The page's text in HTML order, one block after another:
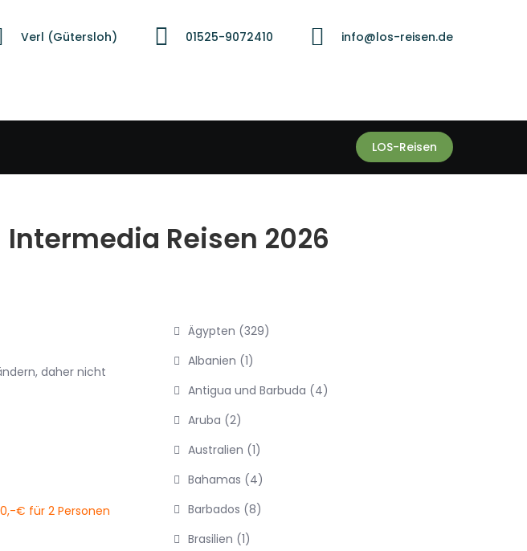
Verl (Gütersloh) 01525-9072410 info@los-reisen.de
LOS-Reisen
Reisen 2026
daher nicht
€ für 2 Personen
Ägypten (329)
Albanien (1)
Antigua und Barbuda (4)
Aruba (2)
Australien (1)
Bahamas (4)
Barbados (8)
Brasilien (1)